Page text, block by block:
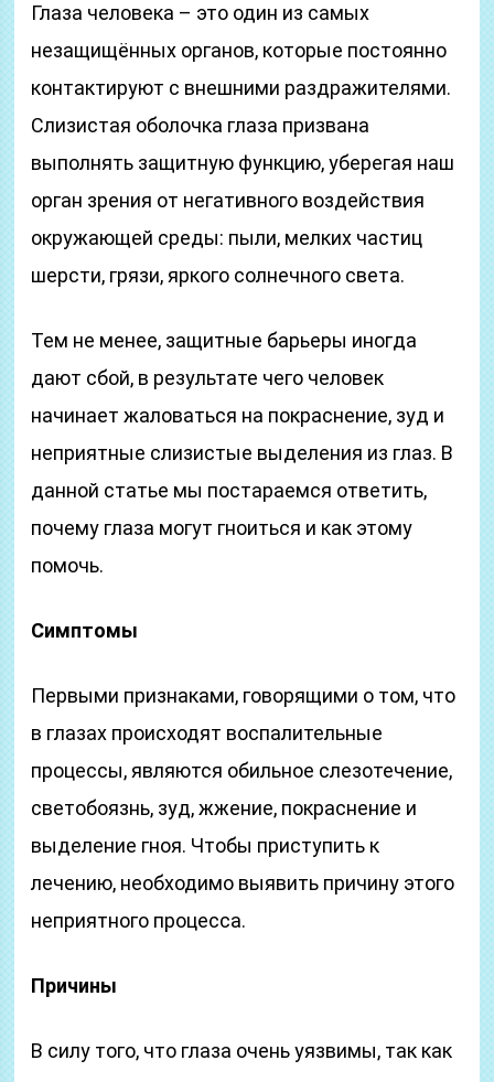
Глаза человека – это один из самых
незащищённых органов, которые постоянно
контактируют с внешними раздражителями.
Слизистая оболочка глаза призвана
выполнять защитную функцию, уберегая наш
орган зрения от негативного воздействия
окружающей среды: пыли, мелких частиц
шерсти, грязи, яркого солнечного света.
Тем не менее, защитные барьеры иногда
дают сбой, в результате чего человек
начинает жаловаться на покраснение, зуд и
неприятные слизистые выделения из глаз. В
данной статье мы постараемся ответить,
почему глаза могут гноиться и как этому
помочь.
Симптомы
Первыми признаками, говорящими о том, что
в глазах происходят воспалительные
процессы, являются обильное слезотечение,
светобоязнь, зуд, жжение, покраснение и
выделение гноя. Чтобы приступить к
лечению, необходимо выявить причину этого
неприятного процесса.
Причины
В силу того, что глаза очень уязвимы, так как